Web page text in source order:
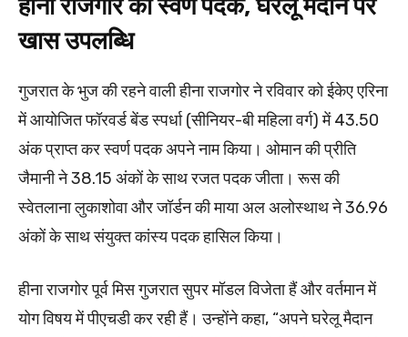
हीना राजगोर का स्वर्ण पदक, घरेलू मैदान पर
खास उपलब्धि
गुजरात के भुज की रहने वाली हीना राजगोर ने रविवार को ईकेए एरिना
में आयोजित फॉरवर्ड बेंड स्पर्धा (सीनियर-बी महिला वर्ग) में 43.50
अंक प्राप्त कर स्वर्ण पदक अपने नाम किया। ओमान की प्रीति
जैमानी ने 38.15 अंकों के साथ रजत पदक जीता। रूस की
स्वेतलाना लुकाशोवा और जॉर्डन की माया अल अलोस्थाथ ने 36.96
अंकों के साथ संयुक्त कांस्य पदक हासिल किया।
हीना राजगोर पूर्व मिस गुजरात सुपर मॉडल विजेता हैं और वर्तमान में
योग विषय में पीएचडी कर रही हैं। उन्होंने कहा, “अपने घरेलू मैदान